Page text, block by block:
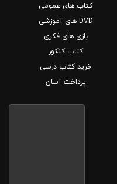
کتاب های عمومی
DVD های آموزشی
بازی های فکری
کتاب کنکور
خرید کتاب درسی
پرداخت آسان